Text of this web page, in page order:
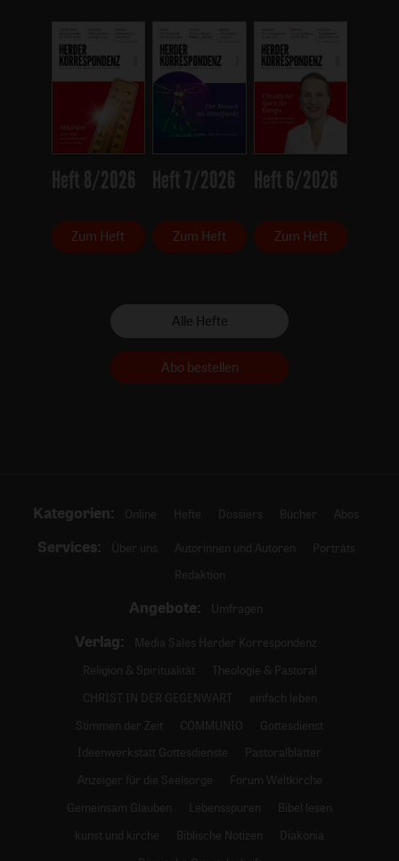
Heft 8/2026
Zum Heft
Heft 7/2026
Zum Heft
Heft 6/2026
Zum Heft
Alle Hefte
Abo bestellen
Kategorien: Online Hefte Dossiers Bücher Abos
Services: Über uns Autorinnen und Autoren
Porträts
Redaktion
Angebote: Umfragen
Verlag:
Media Sales Herder Korrespondenz
Religion & Spiritualität
Theologie & Pastoral
CHRIST IN DER GEGENWART
einfach leben
Stimmen der Zeit
COMMUNIO
Gottesdienst
Ideenwerkstatt Gottesdienste
Pastoralblätter
Anzeiger für die Seelsorge
Forum Weltkirche
Gemeinsam Glauben
Lebensspuren
Bibel lesen
kunst und kirche
Biblische Notizen
Diakonia